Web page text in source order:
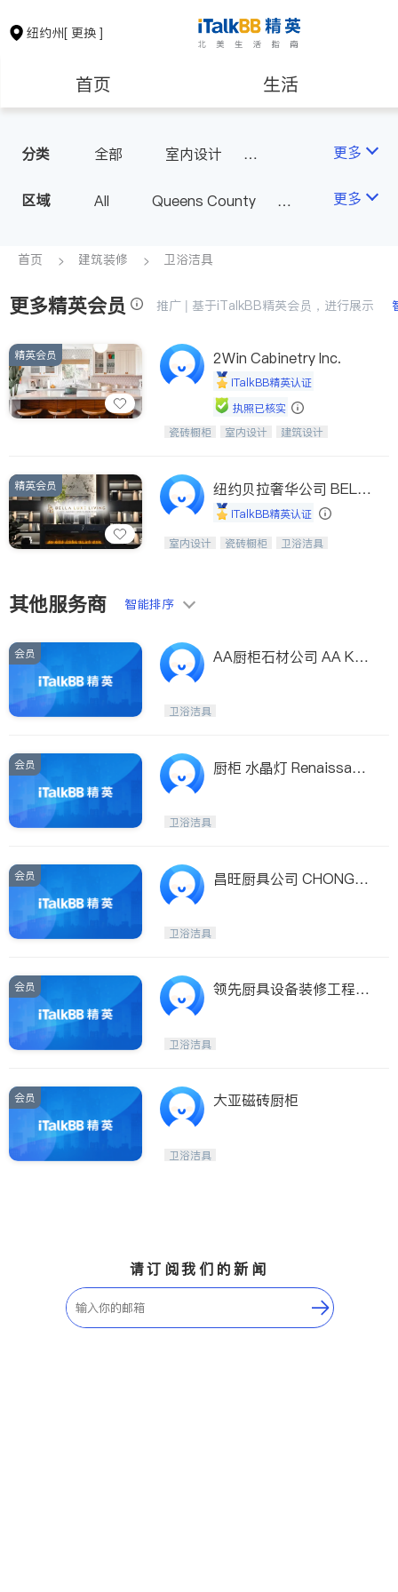
纽约州[ 更换 ]
首页 生活
保险理财 房地产租售
银行贷款
建筑装修 教育
养老 非盈利组织
分类 全部
室内设计
卫浴洁具
地板建材
更多
区域 All
Queens County
Long Island
Bronx County
Buffalo & Syracuse
Westchester County & Orange
County
Albany
更多
首页 建筑装修 卫浴洁具
更多精英会员 推广 | 基于iTalkBB精英会员，进行展示
精英会员 2Win Cabinetry Inc.
iTalkBB精英认证
执照已核实
中华橱柜石材公司以实惠的价格提供实
水槽、水龙头与抽油烟机。品质厨房，
家的选择。
瓷砖橱柜 室内设计
建筑设计
精英会员
纽约贝拉奢华公司 BELL
A LUXE
iTalkBB精英认证
设计、制造、安装一体化，打造高端定
室内设计 瓷砖橱柜
卫浴洁具
其他服务商 智能排序
会员
AA厨柜石材公司 AA Kit
卫浴洁具
会员
厨柜 水晶灯 Renaissanc
卫浴洁具
会员
昌旺厨具公司 CHONG W
卫浴洁具
会员
领先厨具设备装修工程公
卫浴洁具
会员 大亚磁砖厨柜
卫浴洁具
请订阅我们的新闻